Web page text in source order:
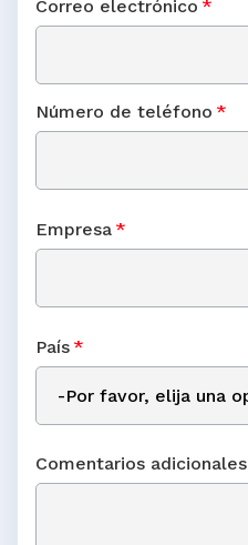
Correo electrónico *
Número de teléfono *
Empresa *
País *
Comentarios adicionales